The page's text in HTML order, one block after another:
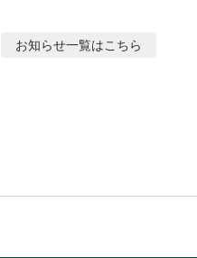
お知らせ一覧はこちら